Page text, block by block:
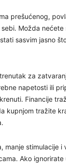
prešućenog,
Možda
sasvim jasno
za
napetosti ili
Financije
kupnjom tražite
manje stimulacije i
Ako ignorirate